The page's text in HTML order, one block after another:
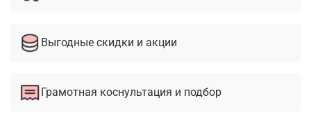
Выгодные скидки и акции
Грамотная коснультация и подбор